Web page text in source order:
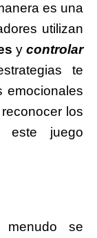
es una
utilizan
y controlar
te
emocionales
los
este juego
se